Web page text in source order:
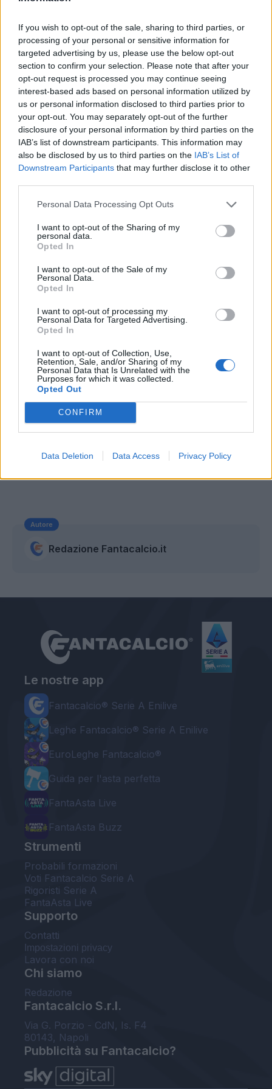
If you wish to opt-out of the sale, sharing to third parties, or
processing of your personal or sensitive information for
targeted advertising by us, please use the below opt-out
section to confirm your selection. Please note that after your
opt-out request is processed you may continue seeing
interest-based ads based on personal information utilized by
us or personal information disclosed to third parties prior to
your opt-out. You may separately opt-out of the further
disclosure of your personal information by third parties on the
IAB’s list of downstream participants. This information may
also be disclosed by us to third parties on the IAB’s List of
Downstream Participants that may further disclose it to other
Personal Data Processing Opt Outs
I want to opt-out of the Sharing of my
personal data.
Opted In
I want to opt-out of the Sale of my
Personal Data.
Opted In
I want to opt-out of processing my
Personal Data for Targeted Advertising.
Opted In
I want to opt-out of Collection, Use,
Retention, Sale, and/or Sharing of my
Personal Data that Is Unrelated with the
Purposes for which it was collected.
Opted Out
CONFIRM
Data Deletion Data Access Privacy Policy
rimettere a posto delle cose e per andare a
trovare soluzioni nuove. Situazioni che
possono permettere alla squadra di essere
ancora più forte. Sono convito che verrà usata
bene questa sosta perché si va a lavorare in
profondità, come fatto in ritiro. Magari ci fosse
sempre a metà campionato un pezzo per
rimettere a posto le cose. Io sicuramente
andrò a lavorare su altri concetti e
sicuramente alla ripartenza troveremo squadre
più forti perché tutti gli altri bravi allenatori
perché abbiamo fatto un buon periodo ma
mantenerlo fino all'infinito era impossibile. E'
possibile fare un bel periodo, staccare e un
altro buon periodo".
Autore
Redazione Fantacalcio.it
Le nostre app
Fantacalcio® Serie A Enilive
Leghe Fantacalcio® Serie A Enilive
EuroLeghe Fantacalcio®
Guida per l'asta perfetta
FantaAsta Live
FantaAsta Buzz
Strumenti
Probabili formazioni
Voti Fantacalcio Serie A
Rigoristi Serie A
FantaAsta Live
Supporto
Contatti
Impostazioni privacy
Lavora con noi
Chi siamo
Redazione
Fantacalcio S.r.l.
Via G. Porzio - CdN, Is. F4
80143, Napoli
Pubblicità su Fantacalcio?